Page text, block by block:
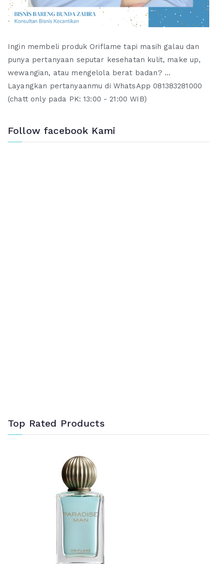
Ingin membeli produk Oriflame tapi masih galau dan
punya pertanyaan seputar kesehatan kulit, make up,
wewangian, atau mengelola berat badan? ...
Layangkan pertanyaanmu di WhatsApp 081383281000
(chatt only pada PK: 13:00 - 21:00 WIB)
Follow facebook Kami
Top Rated Products